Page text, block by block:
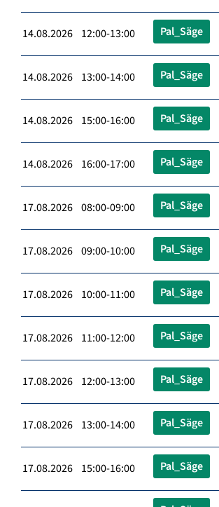
14.08.2026 12:00-13:00 Pal_Säge
14.08.2026 13:00-14:00 Pal_Säge
14.08.2026 15:00-16:00 Pal_Säge
14.08.2026 16:00-17:00 Pal_Säge
17.08.2026 08:00-09:00 Pal_Säge
17.08.2026 09:00-10:00 Pal_Säge
17.08.2026 10:00-11:00 Pal_Säge
17.08.2026 11:00-12:00 Pal_Säge
17.08.2026 12:00-13:00 Pal_Säge
17.08.2026 13:00-14:00 Pal_Säge
17.08.2026 15:00-16:00 Pal_Säge